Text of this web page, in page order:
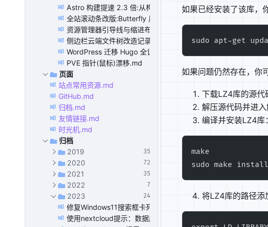
MD Astro 构建提速 2.3 倍:从构建日志里揪出 Intl.DateTimeFormat
MD 全站滚动条改版:Butterfly 风格 5px 主题色细条.md
MD 资源管理器引导线与缩进布局:对齐、等比网格与紧凑/宽松开关
MD 侧边栏云端文件树改造记录:中文目录、分类树与 SPA 导航.md
MD WordPress 迁移 Hugo 全记录:Plan、工具、代码与流程.md
MD PVE 指针(鼠标)漂移.md
页面
MD 站点常用资源.md
MD GitHub.md
MD 归档.md
MD 友情链接.md
MD 时光机.md
归档
2019
35
2020 72
2021 35
2022 7
2023 24
MD 修复Windows11搜索框卡死问题/关闭Windows 11网络搜索.md
MD 使用nextcloud提示：数据库被用于事务文件锁。为了增强性能
如果已经安装了该库，
sudo apt-get
如果问题仍然存在，你
下载LZ4库的源代
解压源代码并进入
编译并安装LZ4库：
make
sudo make install
将LZ4库的路径添